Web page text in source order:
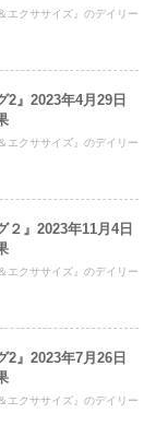
クササイズ』のデイリー
2』2023年4月29日
クササイズ』のデイリー
２』2023年11月4日
クササイズ』のデイリー
2』2023年7月26日
クササイズ』のデイリー